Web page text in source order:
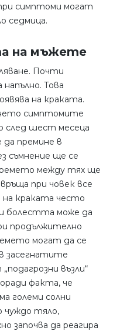
симптоми могат
седмица.
на мъжете
Почти
напълно. Това
на краката.
симптомите
след шест месеца
премине в
съмнение ще се
между тях ще
при човек все
краката често
болестта може да
продължително
могат да се
засегнатите
възли“
факта, че
големи солни
чуждо тяло,
започва да реагира